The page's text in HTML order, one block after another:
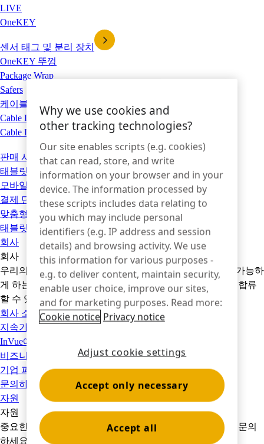
LIVE
OneKEY
센서 태그 및 분리 장치
OneKEY 뚜껑
Package Wrap
Safers
케이블 자물쇠
Cable Lock Anchor
Cable Lock Bracket for Headphones
판매 시점
태블릿 스탠드
모바일 POS 케이스 및 충전 솔루션
결제 단말기 도킹 스테이션 및 충전기
맞춤형 판매 시점 시스템
태블릿 스탠드
회사
회사
우리의 역사를 살펴보고, 우리를 움직이는 원동력과 이를 가능하
게 하는 사람들을 만나보세요. 그리고 여러분이 우리 팀에 합류
할 수 있는 방법을 알아보세요.
회사 소개
지속가능성
InVue에서의 커리어
비즈니스 파트너
기업 파트너십
문의하기
자원
자원
중요한 제품 정보에 대한 빠른 링크를 찾고 고객 지원팀에 문의
하세요.
Why we use cookies and
other tracking technologies?
Our site enables scripts (e.g. cookies)
that can read, store, and write
information on your browser and in your
device. The information processed by
these scripts includes data relating to
you which may include personal
identifiers (e.g. IP address and session
details) and browsing activity. We use
this information for various purposes -
e.g. to deliver content, maintain security,
enable user choice, improve our sites,
and for marketing purposes. Read more:
Cookie notice Privacy notice
Adjust cookie settings
Accept only necessary
Accept all